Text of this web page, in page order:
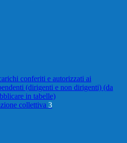
conferiti e autorizzati ai
(dirigenti e non dirigenti) (da
in tabelle)
collettiva 3